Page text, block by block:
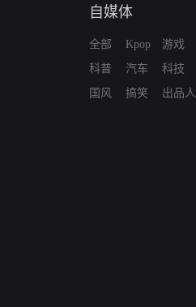
自媒体
全部
科普
国风
Kpop
汽车
搞笑
游戏
科技
出品人